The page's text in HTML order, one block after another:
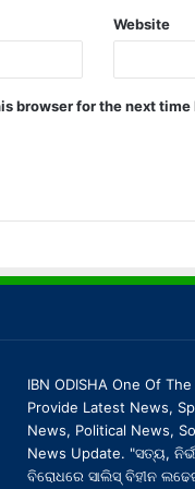
Website
browser for the next time
IBN ODISHA One Of
Provide Latest News,
News, Political News,
News Update. "ସତ୍ୟ,
ବିରୋଧରେ ସାଲିସ୍ ବିହୀନ